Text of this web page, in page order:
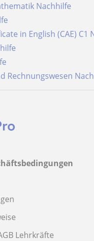
Nachhilfe
in English (CAE) C1
Rechnungswesen
Lehrkräfte